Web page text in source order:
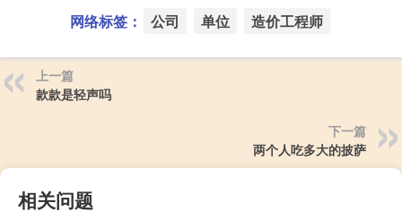
网络标签： 公司 单位 造价工程师
上一篇
款款是轻声吗
下一篇
两个人吃多大的披萨
相关问题